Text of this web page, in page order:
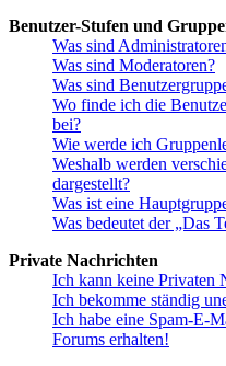
Benutzer-Stufen und
Was sind
Was sind Moderatoren?
Was sind
Wo finde ich die
bei?
Wie werde ich
Weshalb werden
dargestellt?
Was ist eine
Was bedeutet der „Das
Private Nachrichten
Ich kann keine Privaten
Ich bekomme ständig
Ich habe eine Spam-E-
Forums erhalten!